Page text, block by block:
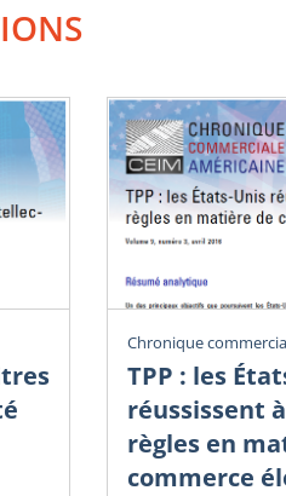
Chronique
TPP : les
réussissent
règles en
commerce